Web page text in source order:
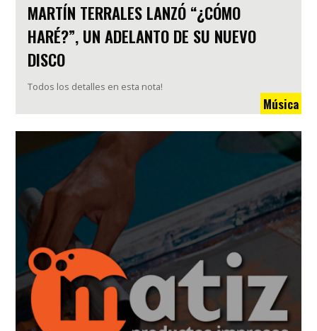
MARTÍN TERRALES LANZÓ “¿CÓMO
HARÉ?”, UN ADELANTO DE SU NUEVO
DISCO
Todos los detalles en esta nota!
Música